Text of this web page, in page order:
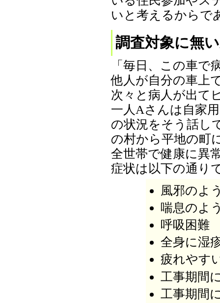
いと考えるからで
調査対象に無
「毎日、この車
他人が自分の車上
次々と病人が出て
一人Aさんは自家
の状況をそう話し
の村から平地の町
全世帯で健康に異
症状は以下の通り
風邪のよ
喘息のよ
呼吸困難
全身に湿
疲れやす
工事期間
工事期間